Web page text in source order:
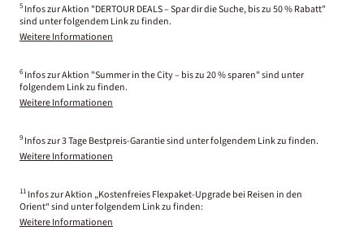
5 Infos zur Aktion "DERTOUR DEALS – Spar dir die Suche, bis zu 50 % Rabatt"
sind unter folgendem Link zu finden.
Weitere Informationen
6 Infos zur Aktion "Summer in the City – bis zu 20 % sparen" sind unter
folgendem Link zu finden.
Weitere Informationen
9 Infos zur 3 Tage Bestpreis-Garantie sind unter folgendem Link zu finden.
Weitere Informationen
11 Infos zur Aktion „Kostenfreies Flexpaket-Upgrade bei Reisen in den
Orient“ sind unter folgendem Link zu finden:
Weitere Informationen